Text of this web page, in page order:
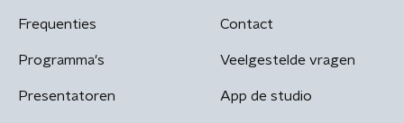
Frequenties
Programma's
Presentatoren
Contact
Veelgestelde vragen
App de studio